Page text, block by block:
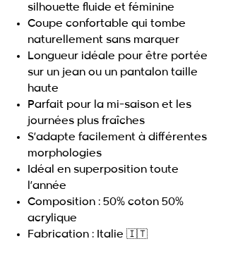
silhouette fluide et féminine
Coupe confortable qui tombe
naturellement sans marquer
Longueur idéale pour être portée
sur un jean ou un pantalon taille
haute
Parfait pour la mi-saison et les
journées plus fraîches
S’adapte facilement à différentes
morphologies
Idéal en superposition toute
l’année
Composition : 50% coton 50%
acrylique
Fabrication : Italie 🇮🇹